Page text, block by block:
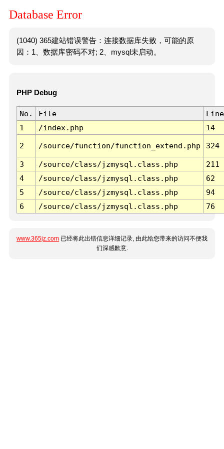
Database Error
(1040) 365建站错误警告：连接数据库失败，可能的原
因：1、数据库密码不对; 2、mysql未启动。
PHP Debug
No. File
Line
1
/index.php 14
2 /source/function/function_extend.php 324
3 /source/class/jzmysql.class.php
211
4
/source/class/jzmysql.class.php
62
5
/source/class/jzmysql.class.php
94
6
/source/class/jzmysql.class.php 76
www.365jz.com 已经将此出错信息详细记录, 由此给您带来的访问不便我
们深感歉意.